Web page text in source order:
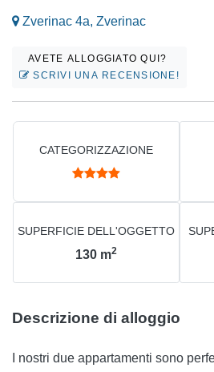
Zverinac 4a, Zverinac
AVETE ALLOGGIATO QUI?
SCRIVI UNA RECENSIONE!
CATEGORIZZAZIONE
SUPERFICIE DELL'OGGETTO
130 m2
Descrizione di alloggio
I nostri due appartamenti sono